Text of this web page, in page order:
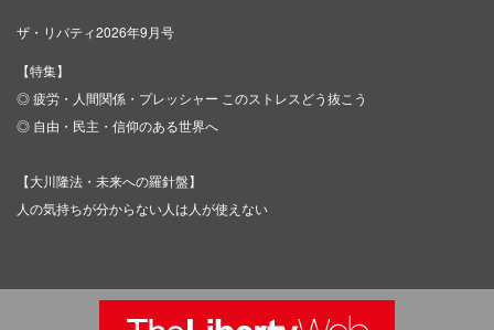
ザ・リバティ2026年9月号
【特集】
◎ 疲労・人間関係・プレッシャー このストレスどう抜こう
◎ 自由・民主・信仰のある世界へ
【大川隆法・未来への羅針盤】
人の気持ちが分からない人は人が使えない